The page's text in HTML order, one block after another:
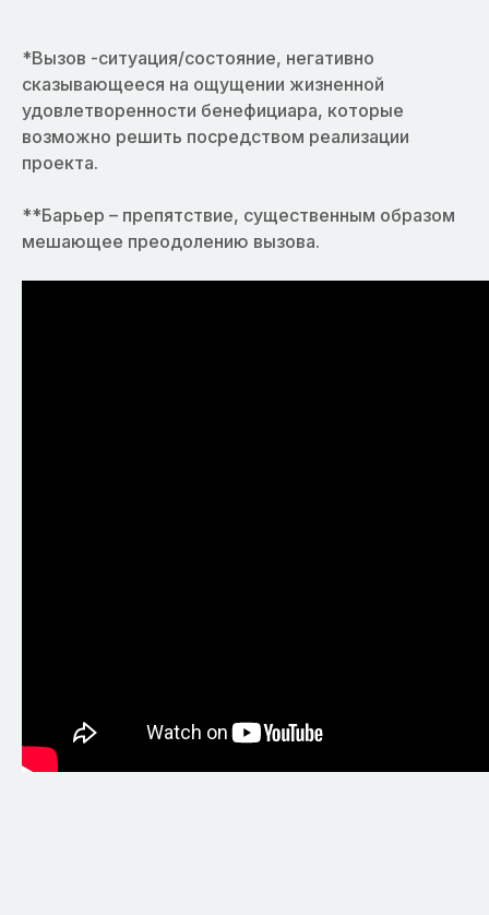
*Вызов -ситуация/состояние, негативно
сказывающееся на ощущении жизненной
удовлетворенности бенефициара, которые
возможно решить посредством реализации
проекта.
**Барьер – препятствие, существенным образом
мешающее преодолению вызова.